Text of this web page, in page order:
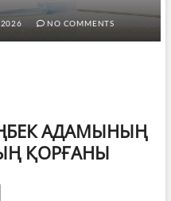
NO COMMENTS
АДАМЫНЫҢ
ҚОРҒАНЫ